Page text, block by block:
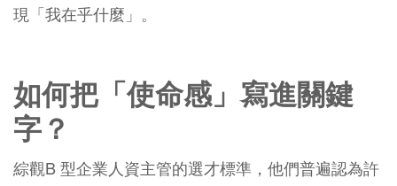
現「我在乎什麼」。
如何把「使命感」寫進關鍵
字？
綜觀B 型企業人資主管的選才標準，他們普遍認為許